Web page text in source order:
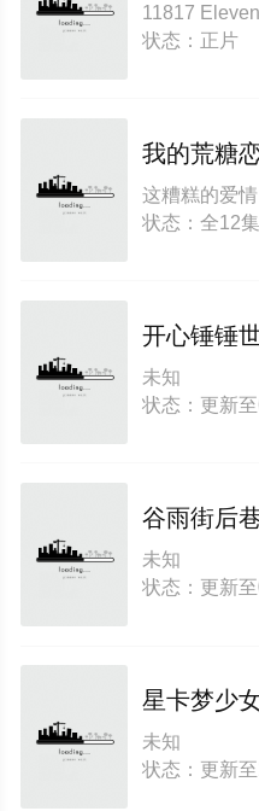
11817
状态：正片
我的荒糖
这糟糕的爱
状态：全12集
开心锤锤
未知
状态：更新
谷雨街后
未知
状态：更新
星卡梦少
未知
状态：更新